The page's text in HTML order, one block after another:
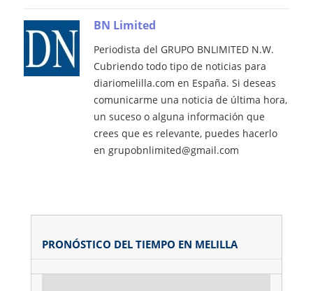
BN Limited
Periodista del GRUPO BNLIMITED N.W.
Cubriendo todo tipo de noticias para
diariomelilla.com en España. Si deseas
comunicarme una noticia de última hora,
un suceso o alguna información que
crees que es relevante, puedes hacerlo
en grupobnlimited@gmail.com
PRONÓSTICO DEL TIEMPO EN MELILLA